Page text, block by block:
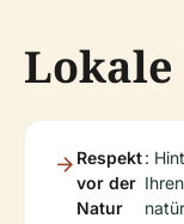
Respekt
vor der
Natur
: